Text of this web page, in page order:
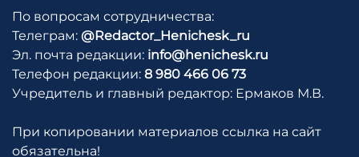
По вопросам сотрудничества:
Телеграм: @Redactor_Henichesk_ru
Эл. почта редакции: info@henichesk.ru
Телефон редакции: 8 980 466 06 73
Учредитель и главный редактор: Ермаков М.В.
При копировании материалов ссылка на сайт
обязательна!